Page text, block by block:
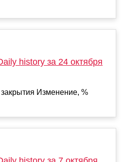
history за 24 октября
Изменение, %